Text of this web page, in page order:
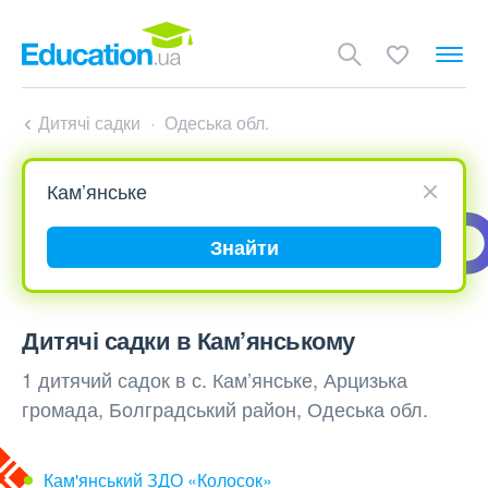
Дитячі садки Одеська обл.
Знайти
Дитячі садки в Кам’янському
1 дитячий садок в с. Кам’янське, Арцизька
громада, Болградський район, Одеська обл.
Кам'янський ЗДО «Колосок»